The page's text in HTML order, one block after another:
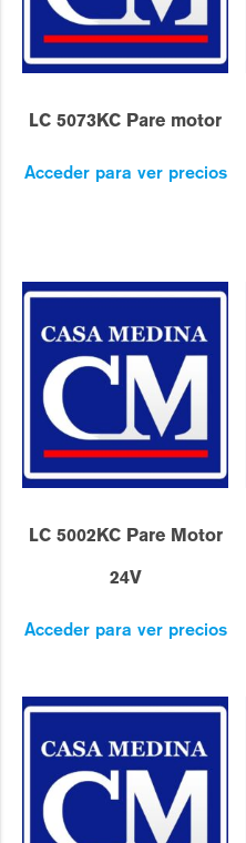
LC 5073KC Pare motor
Acceder para ver precios
LC 5002KC Pare Motor
24V
Acceder para ver precios